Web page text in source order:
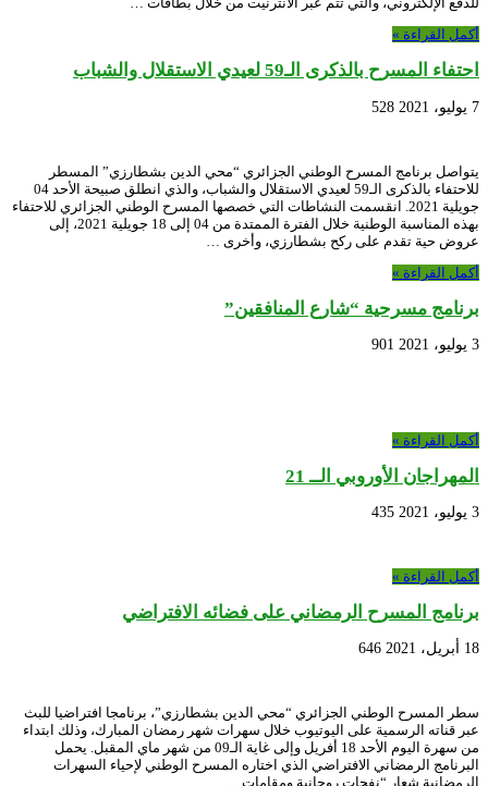
أكمل القراءة »
احتفاء المسرح بالذكرى الـ59 لعيدي الاستقلال والشباب
7 يوليو، 2021 528
يتواصل برنامج المسرح الوطني الجزائري “محي الدين بشطارزي” المسطر
للاحتفاء بالذكرى الـ59 لعيدي الاستقلال والشباب، والذي انطلق صبيحة الأحد 04
جويلية 2021. انقسمت النشاطات التي خصصها المسرح الوطني الجزائري للاحتفاء
بهذه المناسبة الوطنية خلال الفترة الممتدة من 04 إلى 18 جويلية 2021، إلى
عروض حية تقدم على ركح بشطارزي، وأخرى …
أكمل القراءة »
برنامج مسرحية “شارع المنافقين”
3 يوليو، 2021 901
أكمل القراءة »
المهراجان الأوروبي الــ 21
3 يوليو، 2021 435
أكمل القراءة »
برنامج المسرح الرمضاني على فضائه الافتراضي
18 أبريل، 2021 646
سطر المسرح الوطني الجزائري “محي الدين بشطارزي”، برنامجا افتراضيا للبث
عبر قناته الرسمية على اليوتيوب خلال سهرات شهر رمضان المبارك، وذلك ابتداء
من سهرة اليوم الأحد 18 أفريل وإلى غاية الـ09 من شهر ماي المقبل. يحمل
البرنامج الرمضاني الافتراضي الذي اختاره المسرح الوطني لإحياء السهرات
الرمضانية شعار “نفحات روحانية ومقامات …